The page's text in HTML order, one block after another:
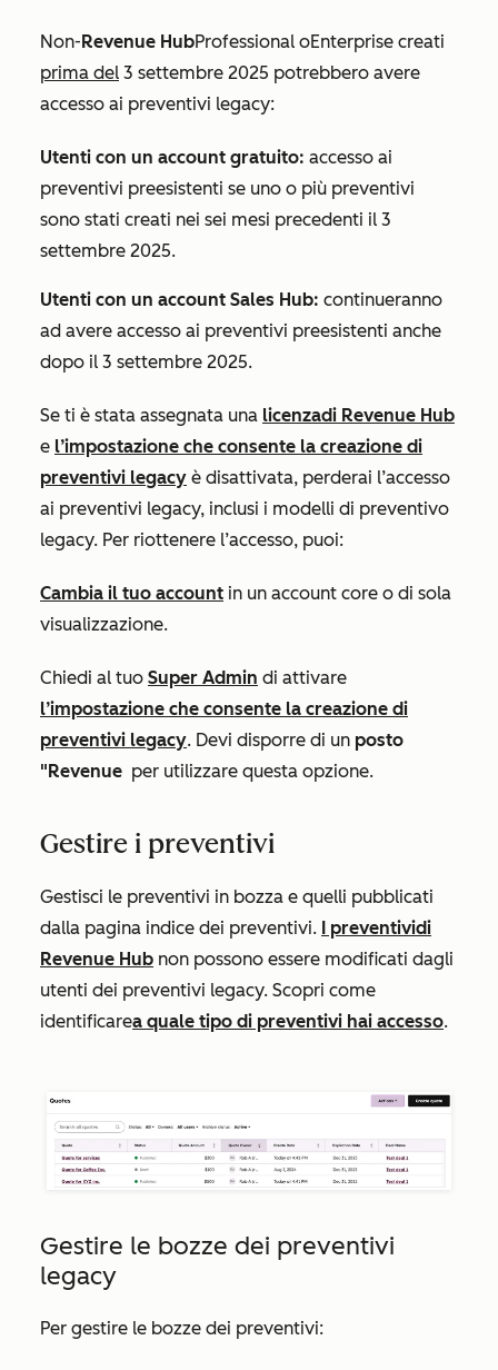
Non-Revenue HubProfessional oEnterprise creati
prima del 3 settembre 2025 potrebbero avere
accesso ai preventivi legacy:
Utenti con un account gratuito: accesso ai
preventivi preesistenti se uno o più preventivi
sono stati creati nei sei mesi precedenti il 3
settembre 2025.
Utenti con un account Sales Hub: continueranno
ad avere accesso ai preventivi preesistenti anche
dopo il 3 settembre 2025.
Se ti è stata assegnata una licenzadi Revenue Hub
e l’impostazione che consente la creazione di
preventivi legacy è disattivata, perderai l’accesso
ai preventivi legacy, inclusi i modelli di preventivo
legacy. Per riottenere l’accesso, puoi:
Cambia il tuo account in un account core o di sola
visualizzazione.
Chiedi al tuo Super Admin di attivare
l’impostazione che consente la creazione di
preventivi legacy. Devi disporre di un posto
"Revenue per utilizzare questa opzione.
Gestire i preventivi
Gestisci le preventivi in bozza e quelli pubblicati
dalla pagina indice dei preventivi. I preventividi
Revenue Hub non possono essere modificati dagli
utenti dei preventivi legacy. Scopri come
identificarea quale tipo di preventivi hai accesso.
Gestire le bozze dei preventivi
legacy
Per gestire le bozze dei preventivi: